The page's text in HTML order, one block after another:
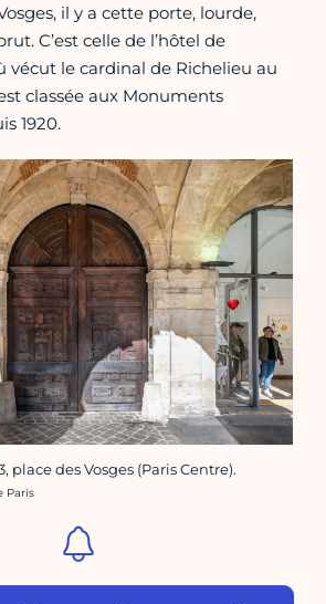
il y a cette porte, lourde,
C’est celle de l’hôtel de
vécut le cardinal de Richelieu au
classée aux Monuments
1920.
place des Vosges (Paris Centre).
Paris